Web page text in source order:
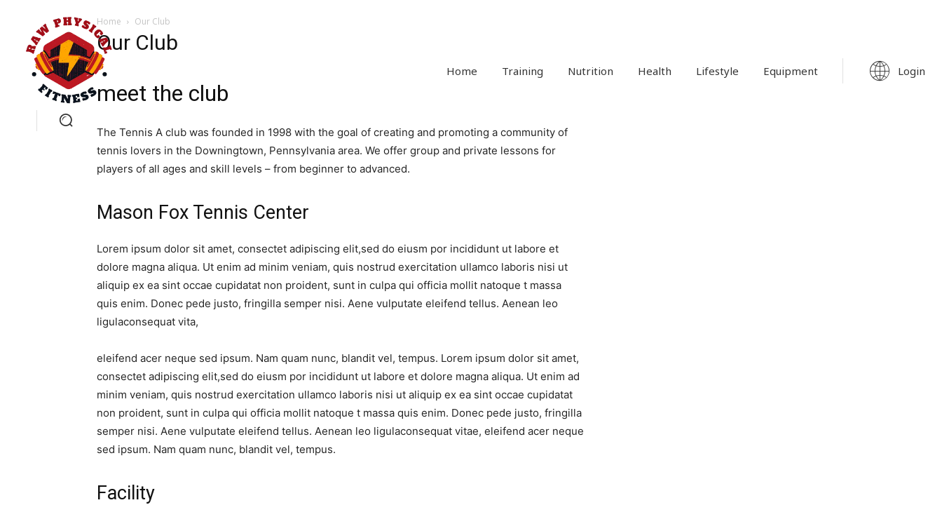
Home Training Nutrition Health Lifestyle Equipment Login
Home Our Club
Our Club
meet the club
The Tennis A club was founded in 1998 with the goal of creating and promoting a community of
tennis lovers in the Downingtown, Pennsylvania area. We offer group and private lessons for
players of all ages and skill levels – from beginner to advanced.
Mason Fox Tennis Center
Lorem ipsum dolor sit amet, consectet adipiscing elit,sed do eiusm por incididunt ut labore et
dolore magna aliqua. Ut enim ad minim veniam, quis nostrud exercitation ullamco laboris nisi ut
aliquip ex ea sint occae cupidatat non proident, sunt in culpa qui officia mollit natoque t massa
quis enim. Donec pede justo, fringilla semper nisi. Aene vulputate eleifend tellus. Aenean leo
ligulaconsequat vita,
eleifend acer neque sed ipsum. Nam quam nunc, blandit vel, tempus. Lorem ipsum dolor sit amet,
consectet adipiscing elit,sed do eiusm por incididunt ut labore et dolore magna aliqua. Ut enim ad
minim veniam, quis nostrud exercitation ullamco laboris nisi ut aliquip ex ea sint occae cupidatat
non proident, sunt in culpa qui officia mollit natoque t massa quis enim. Donec pede justo, fringilla
semper nisi. Aene vulputate eleifend tellus. Aenean leo ligulaconsequat vitae, eleifend acer neque
sed ipsum. Nam quam nunc, blandit vel, tempus.
Facility